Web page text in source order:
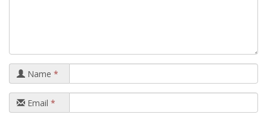
Name *
Email *